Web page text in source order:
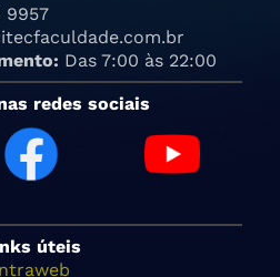
9957
Das 7:00 às 22:00
redes sociais
úteis